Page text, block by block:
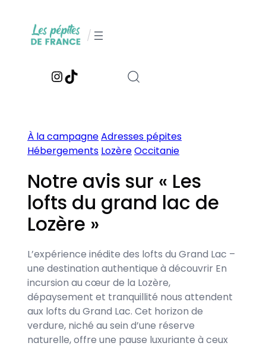
contenu
/
Instagram
TikTok
À la campagneAdresses pépites
Hébergements LozèreOccitanie
Notre avis sur « Les
lofts du grand lac de
Lozère »
L’expérience inédite des lofts du Grand Lac –
une destination authentique à découvrir En
incursion au cœur de la Lozère,
dépaysement et tranquillité nous attendent
aux lofts du Grand Lac. Cet horizon de
verdure, niché au sein d’une réserve
naturelle, offre une pause luxuriante à ceux